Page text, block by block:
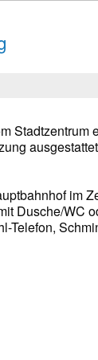
im
Dusche/WC
Telefon,